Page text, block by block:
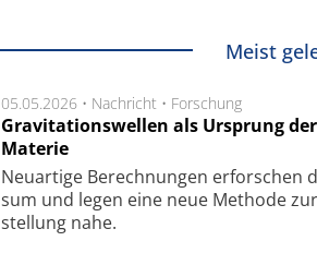
Meist
05.05.2026 • Nachricht • Forschung
Gravitationswellen als Ursprung
Materie
Neu­artige Be­rech­nung­en er­for­schen
sum und legen eine neue Me­tho­de
stel­lung nahe.